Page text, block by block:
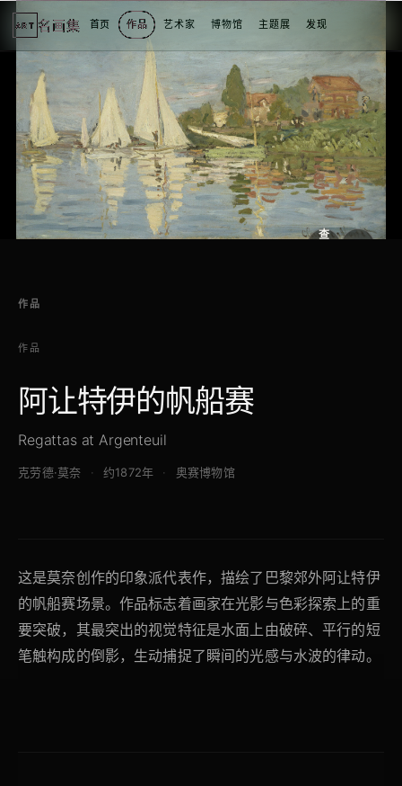
ART 名画集 首页 作品 艺术家 博物馆 主题展 发现
5
个
看
点
1
2
3
4
5
查
作品
作品
阿让特伊的帆船赛
Regattas at Argenteuil
克劳德·莫奈 约1872年 奥赛博物馆
这是莫奈创作的印象派代表作，描绘了巴黎郊外阿让特伊
的帆船赛场景。作品标志着画家在光影与色彩探索上的重
要突破，其最突出的视觉特征是水面上由破碎、平行的短
笔触构成的倒影，生动捕捉了瞬间的光感与水波的律动。